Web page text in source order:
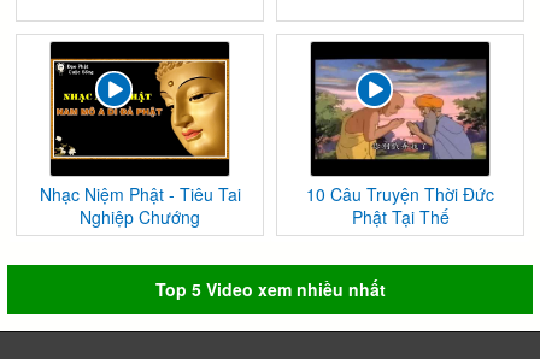
Nhạc Niệm Phật - Tiêu Tai
Nghiệp Chướng
10 Câu Truyện Thời Đức
Phật Tại Thế
Top 5 Video xem nhiều nhất